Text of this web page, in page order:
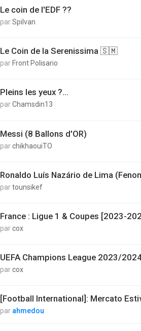
Le coin de l'EDF ??
parSpilvan
Le Coin de la Serenissima 🇸🇲
par Front Polisario
Pleins les yeux ?...
parChamsdin13
Messi (8 Ballons d'OR)
parchikhaouiTO
Ronaldo Luís Nazário de Lima
partounsikef
France : Ligue 1 & Coupes [2023-
parcox
UEFA Champions League 2023/
parcox
[Football International]: Mercato
par ahmedou